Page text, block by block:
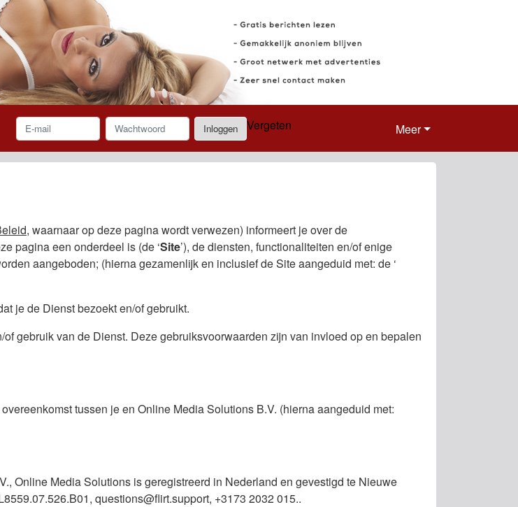
Inloggen Vergeten Meer
, waarnaar op deze pagina wordt verwezen) informeert je over de
pagina een onderdeel is (de ‘Site’), de diensten, functionaliteiten en/of enige
aangeboden; (hierna gezamenlijk en inclusief de Site aangeduid met: de ‘
je de Dienst bezoekt en/of gebruikt.
gebruik van de Dienst. Deze gebruiksvoorwaarden zijn van invloed op en bepalen
tussen je en Online Media Solutions B.V. (hierna aangeduid met:
Online Media Solutions is geregistreerd in Nederland en gevestigd te Nieuwe
questions@flirt.support, +3173 2032 015..